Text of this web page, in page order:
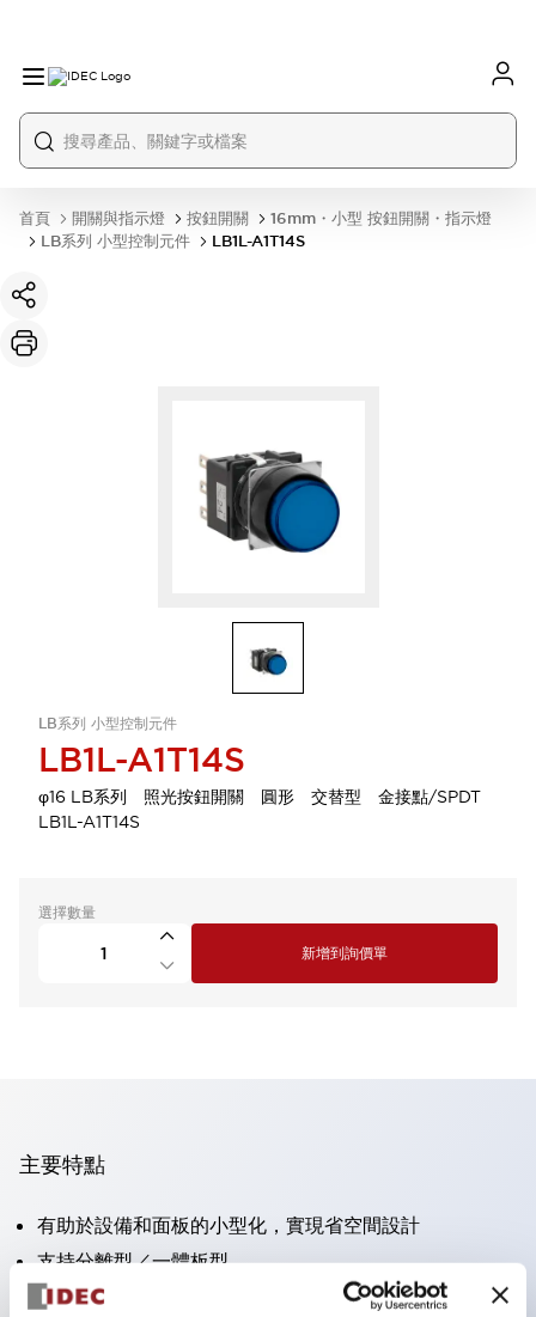
首頁 開關與指示燈 按鈕開關
16mm・小型 按鈕開關・指示燈
LB系列 小型控制元件
LB1L-A1T14S
LB系列 小型控制元件
LB1L-A1T14S
φ16 LB系列 照光按鈕開關 圓形 交替型 金接點/SPDT
LB1L-A1T14S
選擇數量
新增到詢價單
主要特點
有助於設備和面板的小型化，實現省空間設計
支持分離型／一體板型
豐富的顏色變化